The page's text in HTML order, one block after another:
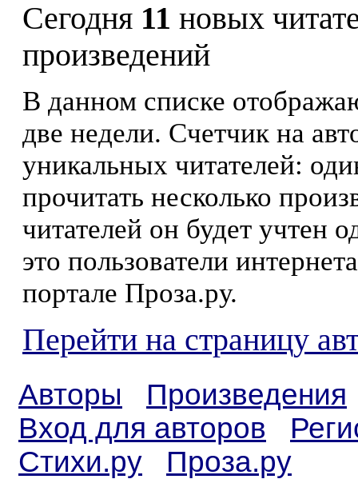
Сегодня 11 новых
произведений
В данном списке
две недели. Счетчик на
уникальных читателей:
прочитать несколько
читателей он будет учтен
это пользователи
портале Проза.ру.
Перейти на страницу
Авторы
Произведения
Вход для авторов
Стихи.ру
Проза.ру